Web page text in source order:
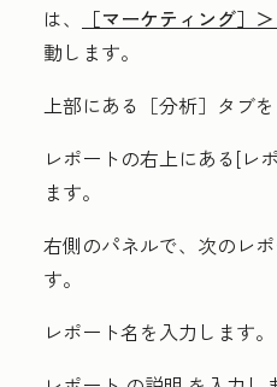
は、
［マーケティング］＞
動します。
上部にある［分析］ タブ
レポートの右上にある[レ
ます。
右側のパネルで、次のレ
す。
レポート名 を入力します。